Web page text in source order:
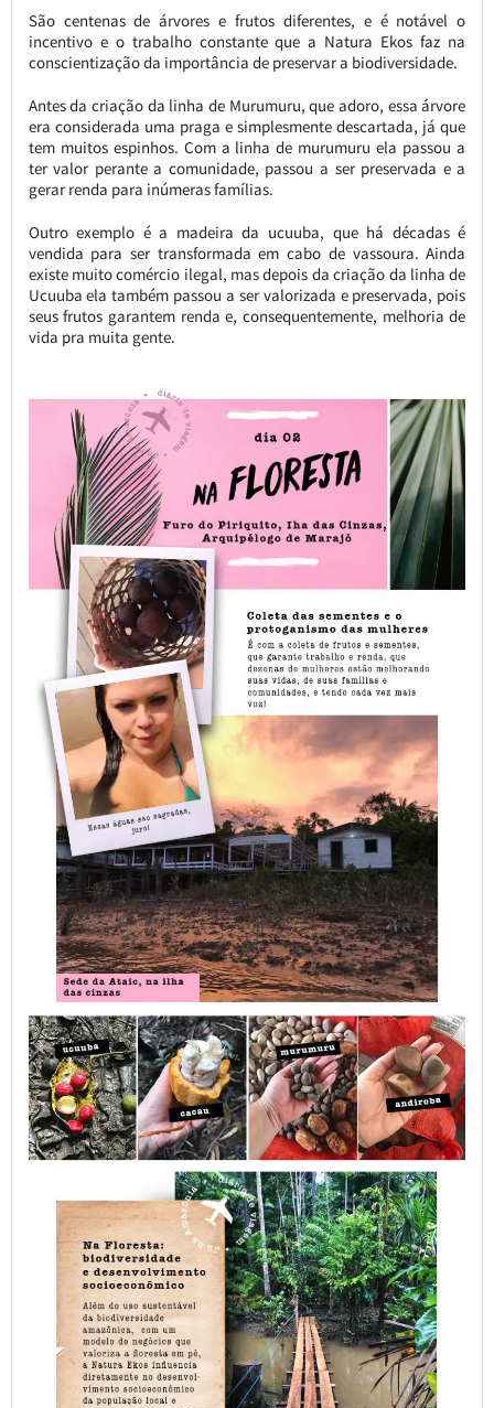
São centenas de árvores e frutos diferentes, e é notável o
incentivo e o trabalho constante que a Natura Ekos faz na
conscientização da importância de preservar a biodiversidade.
Antes da criação da linha de Murumuru, que adoro, essa árvore
era considerada uma praga e simplesmente descartada, já que
tem muitos espinhos. Com a linha de murumuru ela passou a
ter valor perante a comunidade, passou a ser preservada e a
gerar renda para inúmeras famílias.
Outro exemplo é a madeira da ucuuba, que há décadas é
vendida para ser transformada em cabo de vassoura. Ainda
existe muito comércio ilegal, mas depois da criação da linha de
Ucuuba ela também passou a ser valorizada e preservada, pois
seus frutos garantem renda e, consequentemente, melhoria de
vida pra muita gente.